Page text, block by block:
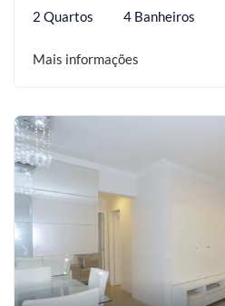
2 Quartos 4 Banheiros
Mais informações